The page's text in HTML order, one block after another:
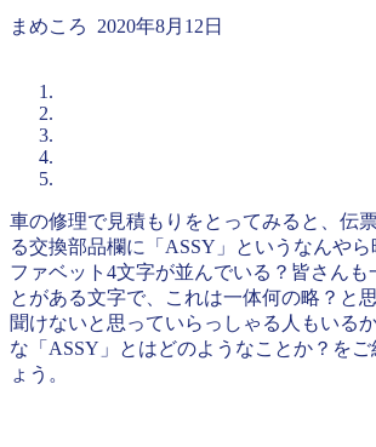
まめころ 2020年8月12日
車の修理で見積もりをとってみると、伝
る交換部品欄に「ASSY」というなんや
ファベット4文字が並んでいる？皆さんも
とがある文字で、これは一体何の略？と
聞けないと思っていらっしゃる人もいる
な「ASSY」とはどのようなことか？を
ょう。